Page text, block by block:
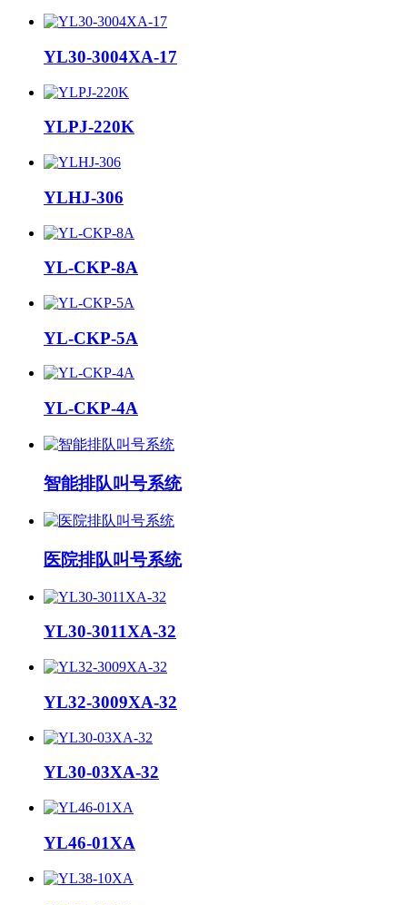
YL30-3004XA-17
YLPJ-220K
YLHJ-306
YL-CKP-8A
YL-CKP-5A
YL-CKP-4A
智能排队叫号系统
医院排队叫号系统
YL30-3011XA-32
YL32-3009XA-32
YL30-03XA-32
YL46-01XA